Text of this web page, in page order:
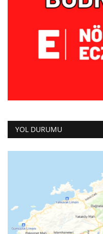
YOL DURUMU